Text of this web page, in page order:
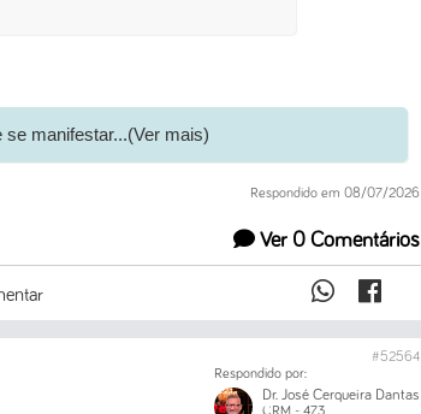
se manifestar...(Ver mais)
Respondido em 08/07/2026
Ver 0 Comentários
#52564
Respondido por:
Dr. José Cerqueira Dantas